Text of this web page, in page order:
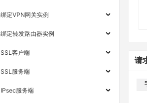
绑定VPN网关实例
绑定转发路由器实例
SSL客户端
SSL服务端
IPsec服务端
请